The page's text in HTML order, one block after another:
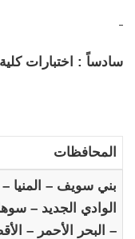
سادساً : اختبارات كلية
المحافظات
بني سويف – المنيا
الوادي الجديد –
– البحر الأحمر –